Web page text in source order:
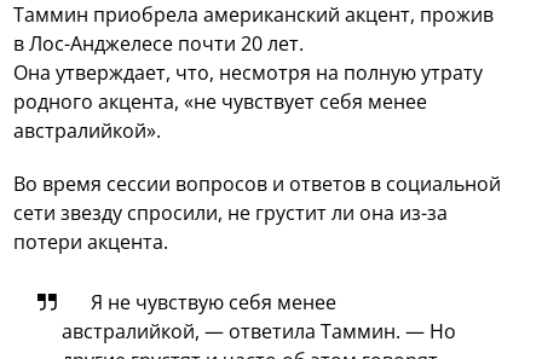
Таммин приобрела американский акцент, прожив
в Лос-Анджелесе почти 20 лет.
Она утверждает, что, несмотря на полную утрату
родного акцента, «не чувствует себя менее
австралийкой».
Во время сессии вопросов и ответов в социальной
сети звезду спросили, не грустит ли она из-за
потери акцента.
Я не чувствую себя менее
австралийкой, — ответила Таммин. — Но